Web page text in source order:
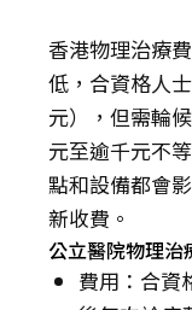
香港物理治療
低，合資格人
元），但需輪
元至逾千元不
點和設備都會
新收費。
公立醫院物理治
費用：合資